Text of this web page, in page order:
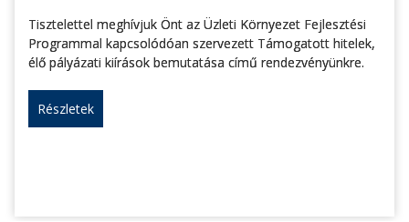
Tisztelettel meghívjuk Önt az Üzleti Környezet Fejlesztési
Programmal kapcsolódóan szervezett Támogatott hitelek,
élő pályázati kiírások bemutatása című rendezvényünkre.
Részletek